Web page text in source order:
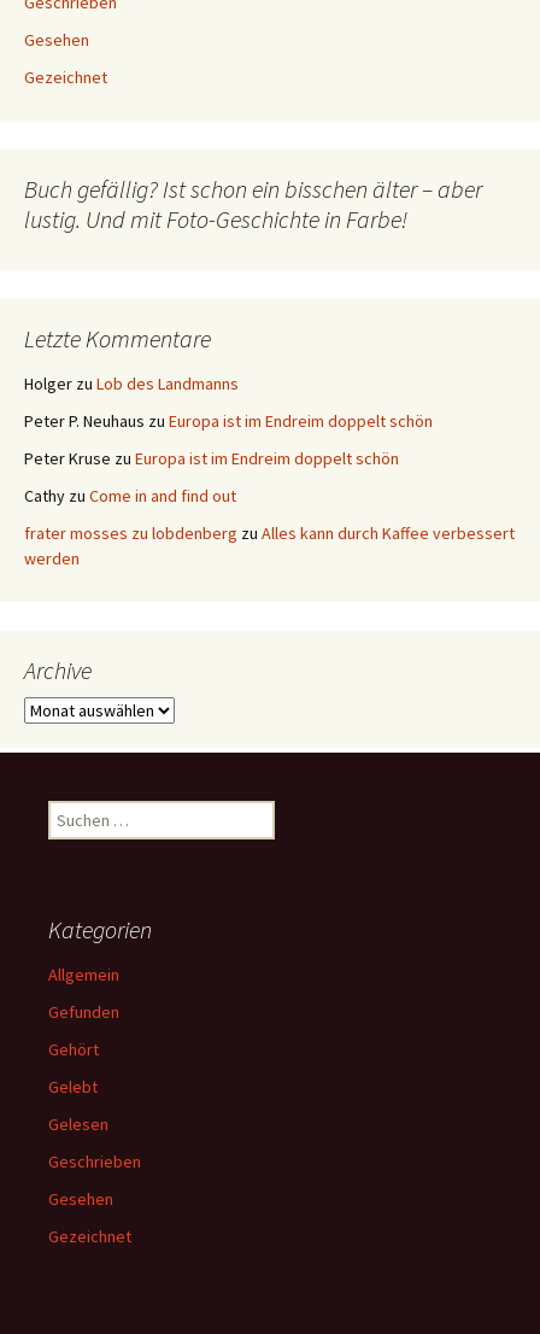
Gesehen
Gezeichnet
Buch gefällig? Ist schon ein bisschen älter – aber
lustig. Und mit Foto-Geschichte in Farbe!
Letzte Kommentare
Holger zu Lob des Landmanns
Peter P. Neuhaus zu Europa ist im Endreim doppelt schön
Peter Kruse zu Europa ist im Endreim doppelt schön
Cathy zu Come in and find out
frater mosses zu lobdenberg zu Alles kann durch Kaffee verbessert
werden
Archive
Archive
Suchen
nach:
Kategorien
Allgemein
Gefunden
Gehört
Gelebt
Gelesen
Geschrieben
Gesehen
Gezeichnet